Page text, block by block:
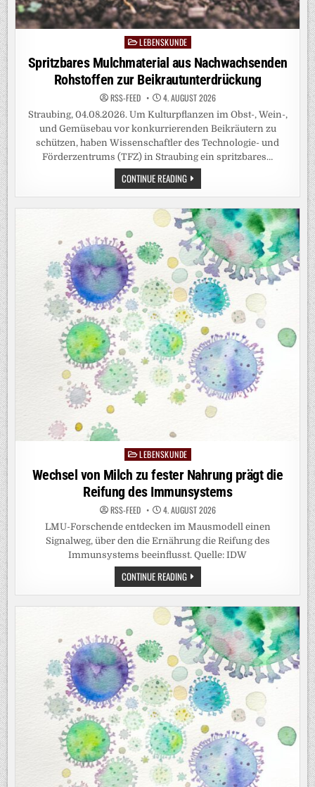
PostedLEBENSKUNDE
Spritzbares Mulchmaterial aus Nachwachsenden
Rohstoffen zur Beikrautunterdrückung
RSS-FEED 4. AUGUST 2026
Straubing, 04.08.2026. Um Kulturpflanzen im Obst-, Wein-,
und Gemüsebau vor konkurrierenden Beikräutern zu
schützen, haben Wissenschaftler des Technologie- und
Förderzentrums (TFZ) in Straubing ein spritzbares…
CONTINUE READINGSPRITZBARES
MULCHMATERIAL
AUS
ROHSTOFFEN
ZUR
BEIKRAUTUNTERDRÜCKUNG
Posted
in
LEBENSKUNDE
Wechsel von Milch zu fester Nahrung prägt die
Reifung des Immunsystems
RSS-FEED 4. AUGUST 2026
LMU-Forschende entdecken im Mausmodell einen
Signalweg, über den die Ernährung die Reifung des
Immunsystems beeinflusst. Quelle: IDW
CONTINUE READINGWECHSEL
VON
MILCH
ZU
FESTER
NAHRUNG
PRÄGT
DIE
REIFUNG
DES
IMMUNSYSTEMS